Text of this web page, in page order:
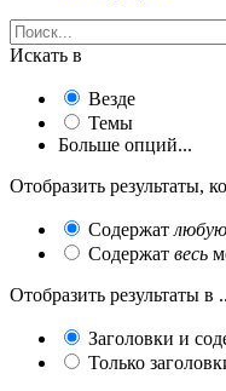
Искать в
Везде
Темы
Больше опций...
Отобразить результаты,
Содержат
Содержат весь
Отобразить результаты в
Заголовки и
Только